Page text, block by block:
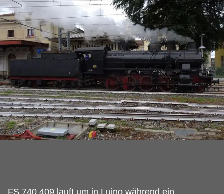
FS 740 409 lauft um in Luino während ein